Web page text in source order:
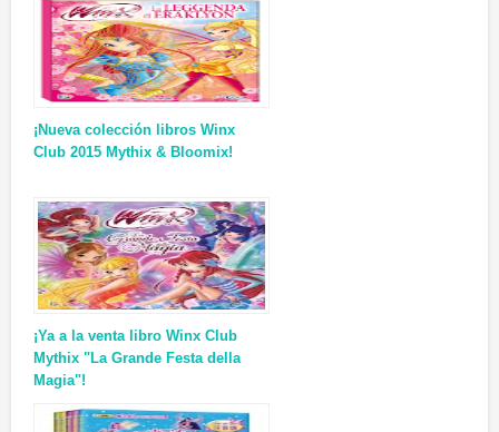
¡Nueva colección libros Winx
Club 2015 Mythix & Bloomix!
¡Ya a la venta libro Winx Club
Mythix "La Grande Festa della
Magia"!